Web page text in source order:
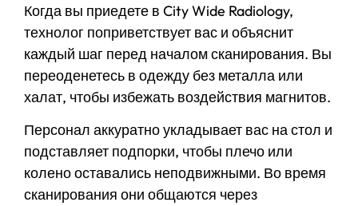
Когда вы приедете в City Wide Radiology,
технолог поприветствует вас и объяснит
каждый шаг перед началом сканирования. Вы
переоденетесь в одежду без металла или
халат, чтобы избежать воздействия магнитов.
Персонал аккуратно укладывает вас на стол и
подставляет подпорки, чтобы плечо или
колено оставались неподвижными. Во время
сканирования они общаются через